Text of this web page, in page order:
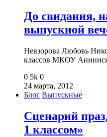
До свидания,
выпускной
Невзорова Любовь
классов МКОУ
0 5k 0
24 марта, 2012
Блог Выпускные
Сценарий
1 классом»